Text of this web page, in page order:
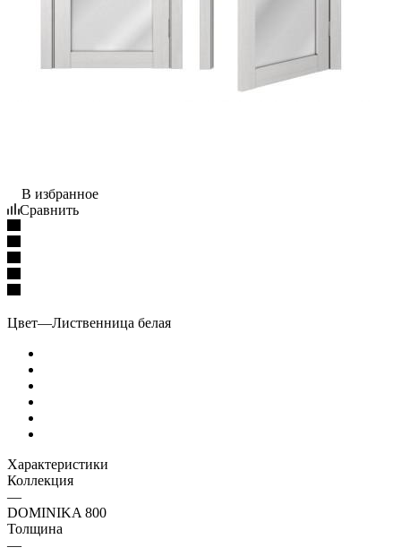
В избранное
Сравнить
Цвет—Лиственница белая
Характеристики
Коллекция
—
DOMINIKA 800
Толщина
—